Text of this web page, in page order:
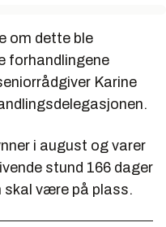
om dette ble
forhandlingene
Karine
i august og varer
stund 166 dager
skal være på plass.